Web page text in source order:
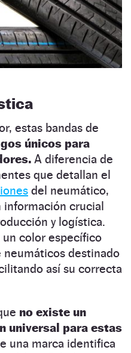
estas bandas de
únicos para
A diferencia de
que detallan el
del neumático,
crucial
y logística.
un color específico
neumáticos destinado
así su correcta
no existe un
universal para estas
una marca identifica